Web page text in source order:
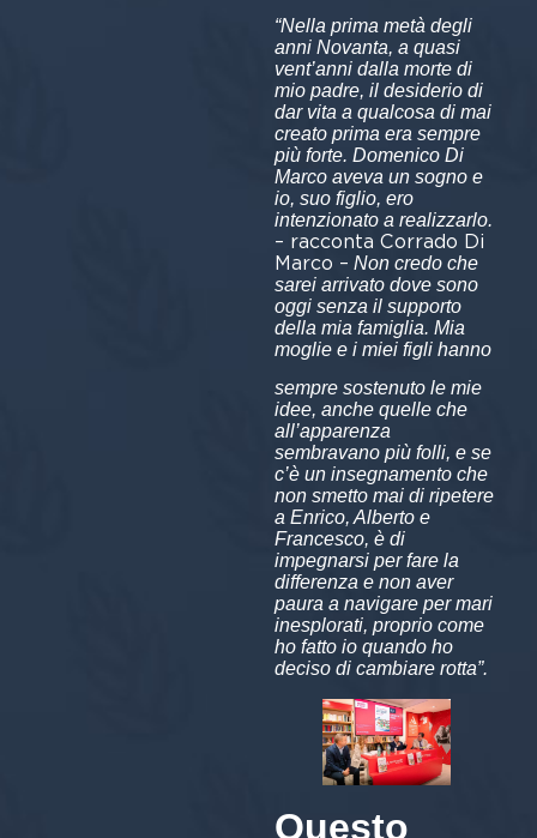
“Nella prima metà degli
anni Novanta, a quasi
vent’anni dalla morte di
mio padre, il desiderio di
dar vita a qualcosa di mai
creato prima era sempre
più forte. Domenico Di
Marco aveva un sogno e
io, suo figlio, ero
intenzionato a realizzarlo.
– racconta Corrado Di
Marco – Non credo che
sarei arrivato dove sono
oggi senza il supporto
della mia famiglia. Mia
moglie e i miei figli hanno
sempre sostenuto le mie
idee, anche quelle che
all’apparenza
sembravano più folli, e se
c’è un insegnamento che
non smetto mai di ripetere
a Enrico, Alberto e
Francesco, è di
impegnarsi per fare la
differenza e non aver
paura a navigare per mari
inesplorati, proprio come
ho fatto io quando ho
deciso di cambiare rotta”.
Questo